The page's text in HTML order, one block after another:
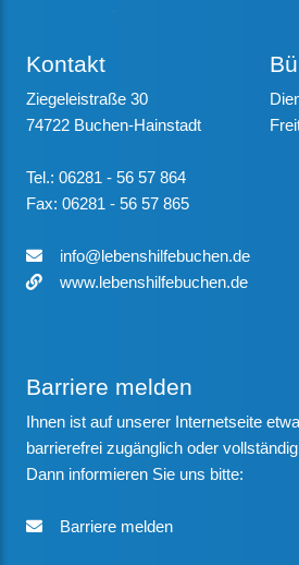
Kontakt
Ziegeleistraße 30
74722 Buchen-Hainstadt
Tel.: 06281 - 56 57 864
Fax: 06281 - 56 57 865
info@lebenshilfebuchen.de
www.lebenshilfebuchen.de
Barriere melden
Ihnen ist auf unserer Internetseite
barrierefrei zugänglich oder
Dann informieren Sie uns bitte:
Barriere melden